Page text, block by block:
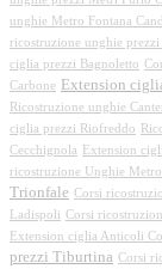
unghie Metro Fontana
ricostruzione unghie
ciglia prezzi Bagnoletto
Carbone
Extension
Ricostruzione unghie
ciglia prezzi Riofreddo
Cecchignola
Extension
ricostruzione Unghie
Trionfale Corsi
Ladispoli Corsi
Extension ciglia Anticoli
prezzi Tiburtina Corsi